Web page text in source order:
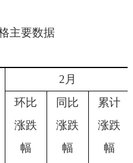
主要数据
2 月
环比
涨跌
幅
同比
涨跌
幅
累计
涨跌
幅